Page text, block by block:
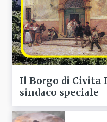
Il Borgo di Civita
sindaco speciale